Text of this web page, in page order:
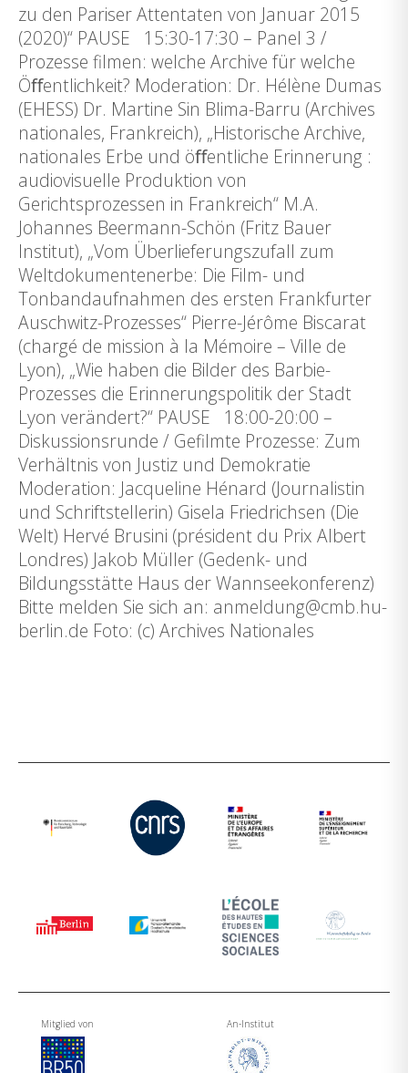
zu den Pariser Attentaten von Januar 2015
(2020)“ PAUSE 15:30-17:30 – Panel 3 /
Prozesse filmen: welche Archive für welche
Öﬀentlichkeit? Moderation: Dr. Hélène Dumas
(EHESS) Dr. Martine Sin Blima-Barru (Archives
nationales, Frankreich), „Historische Archive,
nationales Erbe und öﬀentliche Erinnerung :
audiovisuelle Produktion von
Gerichtsprozessen in Frankreich“ M.A.
Johannes Beermann-Schön (Fritz Bauer
Institut), „Vom Überlieferungszufall zum
Weltdokumentenerbe: Die Film- und
Tonbandaufnahmen des ersten Frankfurter
Auschwitz-Prozesses“ Pierre-Jérôme Biscarat
(chargé de mission à la Mémoire – Ville de
Lyon), „Wie haben die Bilder des Barbie-
Prozesses die Erinnerungspolitik der Stadt
Lyon verändert?“ PAUSE 18:00-20:00 –
Diskussionsrunde / Gefilmte Prozesse: Zum
Verhältnis von Justiz und Demokratie
Moderation: Jacqueline Hénard (Journalistin
und Schriftstellerin) Gisela Friedrichsen (Die
Welt) Hervé Brusini (président du Prix Albert
Londres) Jakob Müller (Gedenk- und
Bildungsstätte Haus der Wannseekonferenz)
Bitte melden Sie sich an: anmeldung@cmb.hu-
berlin.de Foto: (c) Archives Nationales
Mitglied von An-Institut